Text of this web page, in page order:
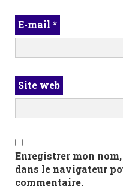
E-mail *
Site web
Enregistrer mon
dans le navigateur
commentaire.